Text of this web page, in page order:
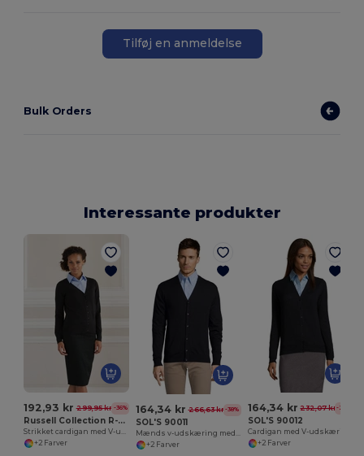
Tilføj en anmeldelse
Bulk Orders
Interessante produkter
192,93 kr 299,95 kr -36%
Russell Collection R-715F-0
+2 Farver
164,34 kr 266,63 kr -38%
SOL'S 90011
+2 Farver
164,34 kr 232,07 kr-29%
SOL'S 90012
+2 Farver